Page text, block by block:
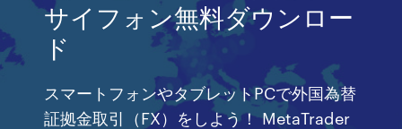
サイフォン無料ダウンロー
ド
スマートフォンやタブレットPCで外国為替
証拠金取引（FX）をしよう！ MetaTrader